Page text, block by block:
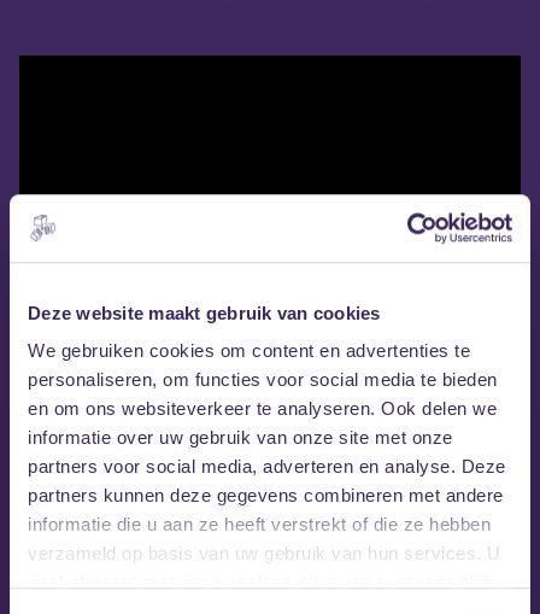
Deze website maakt gebruik van cookies
We gebruiken cookies om content en advertenties te
personaliseren, om functies voor social media te bieden
en om ons websiteverkeer te analyseren. Ook delen we
informatie over uw gebruik van onze site met onze
partners voor social media, adverteren en analyse. Deze
partners kunnen deze gegevens combineren met andere
informatie die u aan ze heeft verstrekt of die ze hebben
verzameld op basis van uw gebruik van hun services. U
MEZZ tipt